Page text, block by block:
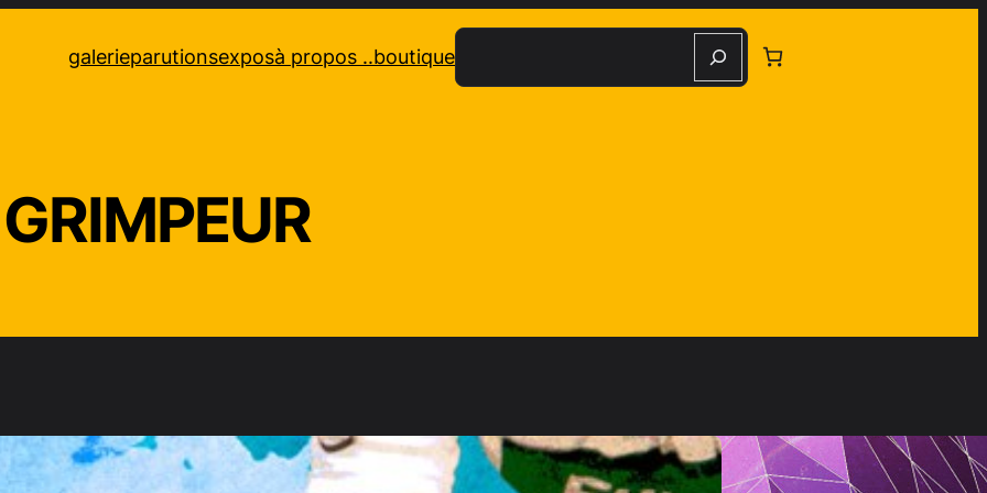
galerieparutionsexposà propos ..boutique
Recherche
GRIMPEUR